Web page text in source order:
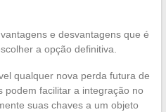
e desvantagens que é
a opção definitiva.
qualquer nova perda futura de
podem facilitar a integração no
suas chaves a um objeto